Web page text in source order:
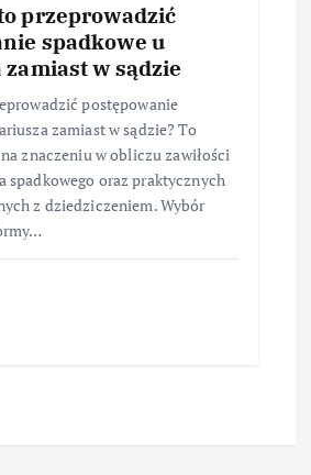
przeprowadzić
spadkowe u
w sądzie
postępowanie
zamiast w sądzie? To
znaczeniu w obliczu zawiłości
spadkowego oraz praktycznych
z dziedziczeniem. Wybór